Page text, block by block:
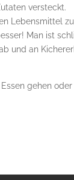
versteckt.
Lebensmittel
Man ist
und an
gehen oder